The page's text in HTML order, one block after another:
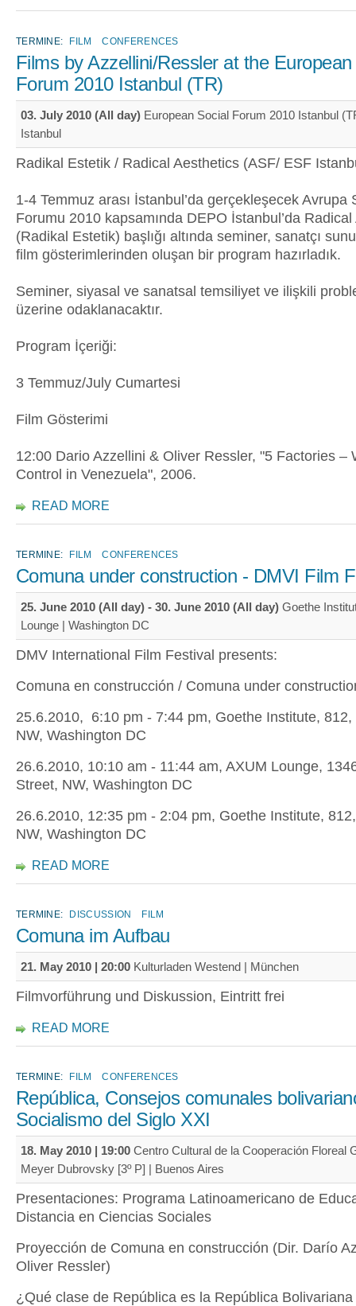
TERMINE: FILM CONFERENCES
Films by Azzellini/Ressler at the
Forum 2010 Istanbul (TR)
03. July 2010 (All day) European Social Forum 2010 Istanbul
Istanbul
Radikal Estetik / Radical Aesthetics (ASF/ ESF
1-4 Temmuz arası İstanbul’da gerçekleşecek Avrupa
Forumu 2010 kapsamında DEPO İstanbul’da
(Radikal Estetik) başlığı altında seminer, sanatçı
film gösterimlerinden oluşan bir program hazırladık.
Seminer, siyasal ve sanatsal temsiliyet ve ilişkili
üzerine odaklanacaktır.
Program İçeriği:
3 Temmuz/July Cumartesi
Film Gösterimi
12:00 Dario Azzellini & Oliver Ressler, "5 Factories –
Control in Venezuela", 2006.
READ MORE
TERMINE: FILM CONFERENCES
Comuna under construction - DMVI Film
25. June 2010 (All day) - 30. June 2010 (All day) Goethe
Lounge | Washington DC
DMV International Film Festival presents:
Comuna en construcción / Comuna under
25.6.2010, 6:10 pm - 7:44 pm, Goethe Institute, 812,
NW, Washington DC
26.6.2010, 10:10 am - 11:44 am, AXUM Lounge,
Street, NW, Washington DC
26.6.2010, 12:35 pm - 2:04 pm, Goethe Institute,
NW, Washington DC
READ MORE
TERMINE: DISCUSSION FILM
Comuna im Aufbau
21. May 2010 | 20:00 Kulturladen Westend | München
Filmvorführung und Diskussion, Eintritt frei
READ MORE
TERMINE: FILM CONFERENCES
República, Consejos comunales
Socialismo del Siglo XXI
18. May 2010 | 19:00 Centro Cultural de la Cooperación Floreal
Meyer Dubrovsky [3º P] | Buenos Aires
Presentaciones: Programa Latinoamericano de
Distancia en Ciencias Sociales
Proyección de Comuna en construcción (Dir. Darío
Oliver Ressler)
¿Qué clase de República es la República Bolivariana